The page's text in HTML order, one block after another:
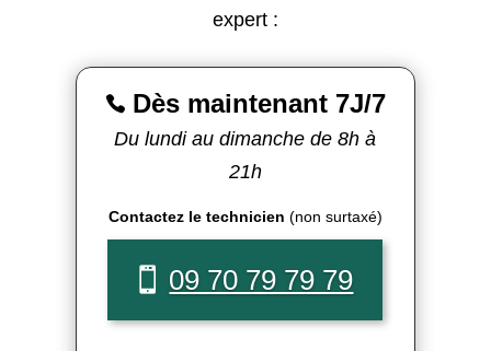
expert :
Dès maintenant 7J/7
Du lundi au dimanche de 8h à
21h
Contactez le technicien (non surtaxé)
09 70 79 79 79